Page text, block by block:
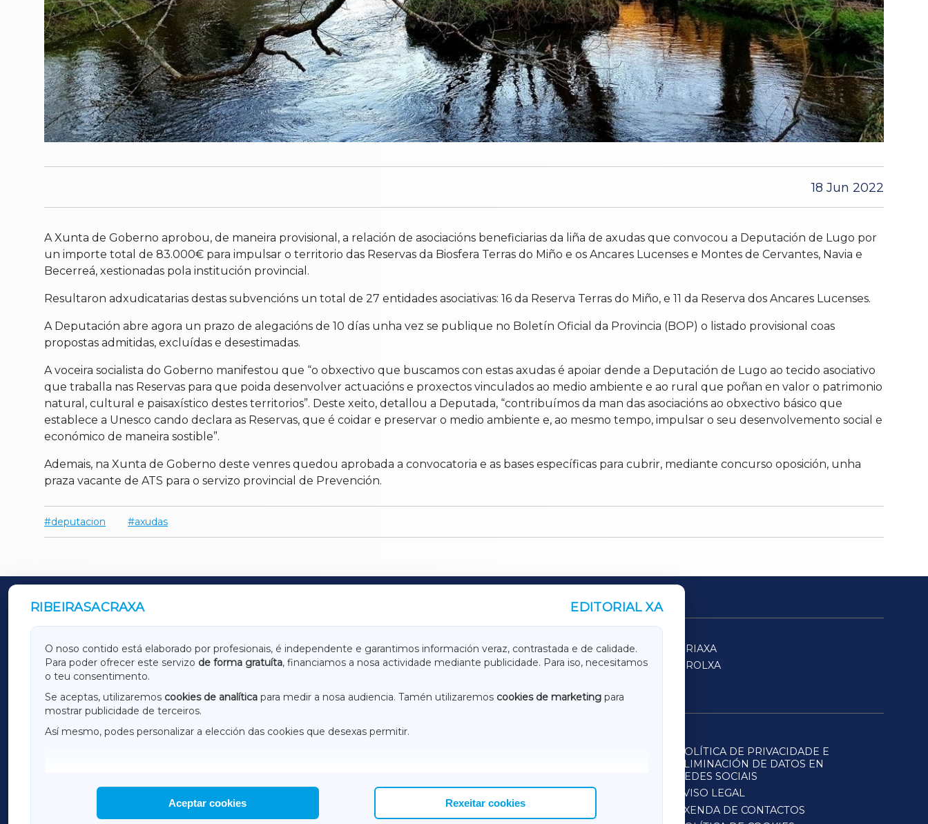
18 Jun 2022
A Xunta de Goberno aprobou, de maneira provisional, a relación de asociacións beneficiarias da liña de axudas que convocou a Deputación de Lugo por
un importe total de 83.000€ para impulsar o territorio das Reservas da Biosfera Terras do Miño e os Ancares Lucenses e Montes de Cervantes, Navia e
Becerreá, xestionadas pola institución provincial.
Resultaron adxudicatarias destas subvencións un total de 27 entidades asociativas: 16 da Reserva Terras do Miño, e 11 da Reserva dos Ancares Lucenses.
A Deputación abre agora un prazo de alegacións de 10 días unha vez se publique no Boletín Oficial da Provincia (BOP) o listado provisional coas
propostas admitidas, excluídas e desestimadas.
A voceira socialista do Goberno manifestou que “o obxectivo que buscamos con estas axudas é apoiar dende a Deputación de Lugo ao tecido asociativo
que traballa nas Reservas para que poida desenvolver actuacións e proxectos vinculados ao medio ambiente e ao rural que poñan en valor o patrimonio
natural, cultural e paisaxístico destes territorios”. Deste xeito, detallou a Deputada, “contribuímos da man das asociacións ao obxectivo básico que
establece a Unesco cando declara as Reservas, que é coidar e preservar o medio ambiente e, ao mesmo tempo, impulsar o seu desenvolvemento social e
económico de maneira sostible”.
Ademais, na Xunta de Goberno deste venres quedou aprobada a convocatoria e as bases específicas para cubrir, mediante concurso oposición, unha
praza vacante de ATS para o servizo provincial de Prevención.
deputacion axudas
RIBEIRASACRAXA EDITORIAL XA
O noso contido está elaborado por profesionais, é independente e garantimos información veraz, contrastada e de calidade.
Para poder ofrecer este servizo de forma gratuíta, financiamos a nosa actividade mediante publicidade. Para iso, necesitamos
o teu consentimento.
Se aceptas, utilizaremos cookies de analítica para medir a nosa audiencia. Tamén utilizaremos cookies de marketing para
mostrar publicidade de terceiros.
Así mesmo, podes personalizar a elección das cookies que desexas permitir.
Aceptar cookies Rexeitar cookies
OUTROS PERIÓDICOS
GALICIAXA LUGOXA TERRACHAXA
SARRIAXA
AMARIÑAXA
RIBEIRASACRAXA ACORUÑAXA
FERROLXA
OURENSEXA
HEMEROTECA
POLÍTICA DE PRIVACIDADE E
ELIMINACIÓN DE DATOS EN
REDES SOCIAIS
AVISO LEGAL
AXENDA DE CONTACTOS